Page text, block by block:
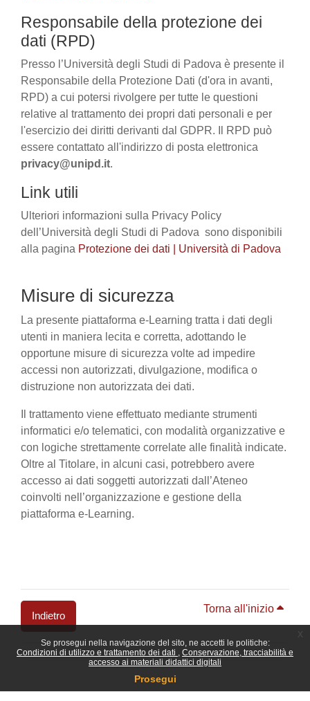
Se prosegui nella navigazione del sito, ne accetti le politiche:
Condizioni di utilizzo e trattamento dei dati
Conservazione, tracciabilità e
accesso ai materiali didattici digitali
Prosegui
Responsabile della protezione dei
dati (RPD)
Presso l’Università degli Studi di Padova è presente il
Responsabile della Protezione Dati (d'ora in avanti,
RPD) a cui potersi rivolgere per tutte le questioni
relative al trattamento dei propri dati personali e per
l'esercizio dei diritti derivanti dal GDPR. Il RPD può
essere contattato all'indirizzo di posta elettronica
privacy@unipd.it.
Link utili
Ulteriori informazioni sulla Privacy Policy
dell’Università degli Studi di Padova sono disponibili
alla pagina Protezione dei dati | Università di Padova
Misure di sicurezza
La presente piattaforma e-Learning tratta i dati degli
utenti in maniera lecita e corretta, adottando le
opportune misure di sicurezza volte ad impedire
accessi non autorizzati, divulgazione, modifica o
distruzione non autorizzata dei dati.
Il trattamento viene effettuato mediante strumenti
informatici e/o telematici, con modalità organizzative e
con logiche strettamente correlate alle finalità indicate.
Oltre al Titolare, in alcuni casi, potrebbero avere
accesso ai dati soggetti autorizzati dall’Ateneo
coinvolti nell’organizzazione e gestione della
piattaforma e-Learning.
Indietro
Torna all'inizio
Blocchi